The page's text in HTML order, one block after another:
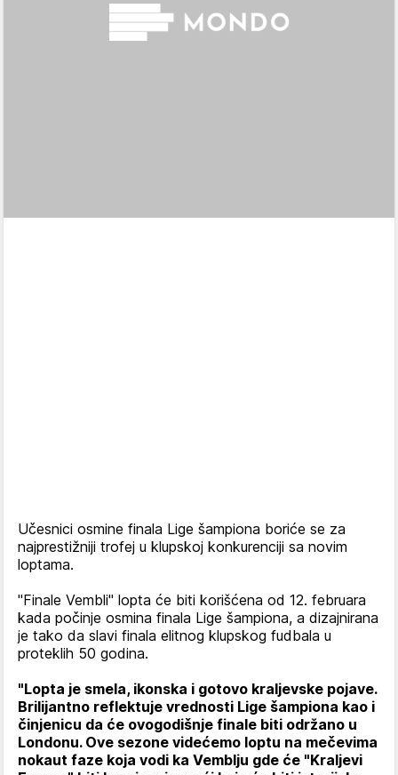
Učesnici osmine finala Lige šampiona boriće se za
najprestižniji trofej u klupskoj konkurenciji sa novim
loptama.
"Finale Vembli" lopta će biti korišćena od 12. februara
kada počinje osmina finala Lige šampiona, a dizajnirana
je tako da slavi finala elitnog klupskog fudbala u
proteklih 50 godina.
"Lopta je smela, ikonska i gotovo kraljevske pojave.
Brilijantno reflektuje vrednosti Lige šampiona kao i
činjenicu da će ovogodišnje finale biti održano u
Londonu. Ove sezone videćemo loptu na mečevima
nokaut faze koja vodi ka Vemblju gde će "Kraljevi